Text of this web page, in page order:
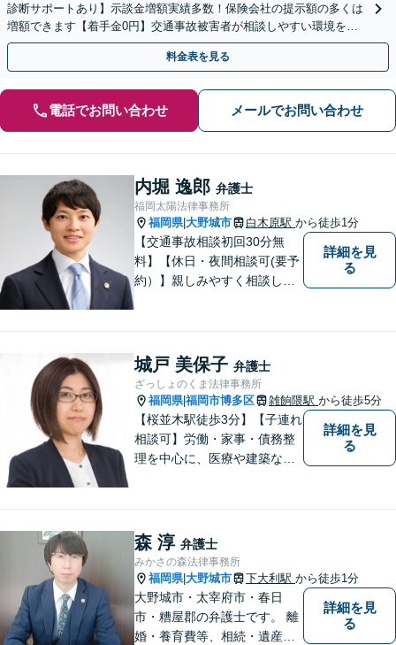
診断サポートあり】示談金増額実績多数！保険会社の提示額の多くは
増額できます【着手金0円】交通事故被害者が相談しやすい環境を整
えています。
料金表を見る
電話でお問い合わせ メールでお問い合わせ
内堀 逸郎 弁護士
福岡太陽法律事務所
福岡県|大野城市 白木原駅 から徒歩1分
【交通事故相談初回30分無
料】【休日・夜間相談可(要予
約）】親しみやすく相談しや
詳細を見
る
城戸 美保子 弁護士
ざっしょのくま法律事務所
福岡県|福岡市博多区 雑餉隈駅 から徒歩5分
【桜並木駅徒歩3分】【子連れ
相談可】労働・家事・債務整
理を中心に、医療や建築など
も、早めにお越しいただい
て、一緒に解決を目指しまし
ょう。
詳細を見
る
森 淳 弁護士
みかさの森法律事務所
福岡県|大野城市 下大利駅 から徒歩1分
大野城市・太宰府市・春日
市・糟屋郡の弁護士です。 離
婚・養育費等、相続・遺産分
詳細を見
る